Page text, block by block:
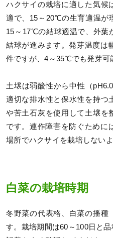
ハクサイの栽培に適した気候
適で、15～20℃の生育適温が
15～17℃の結球適温で、外葉
結球が進みます。発芽温度は
件ですが、4～35℃でも発芽可
土壌は弱酸性から中性（
適切な排水性と保水性を持つ
や苦土石灰を使用して土壌を
です。連作障害を防ぐために
場所でハクサイを栽培しない
白菜の栽培時期
冬野菜の代表格、白菜の播種
す。栽培期間は60～100日と